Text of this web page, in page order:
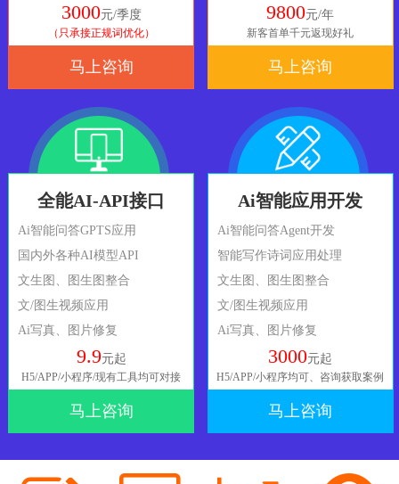
3000元/季度
（只承接正规词优化）
马上咨询
9800元/年
新客首单千元返现好礼
马上咨询
全能AI-API接口
Ai智能问答GPTS应用
国内外各种AI模型API
文生图、图生图整合
文/图生视频应用
Ai写真、图片修复
9.9元起
H5/APP/小程序/现有工具均可对接
马上咨询
Ai智能应用开发
Ai智能问答Agent开发
智能写作诗词应用处理
文生图、图生图整合
文/图生视频应用
Ai写真、图片修复
3000元起
H5/APP/小程序均可、咨询获取案例
马上咨询